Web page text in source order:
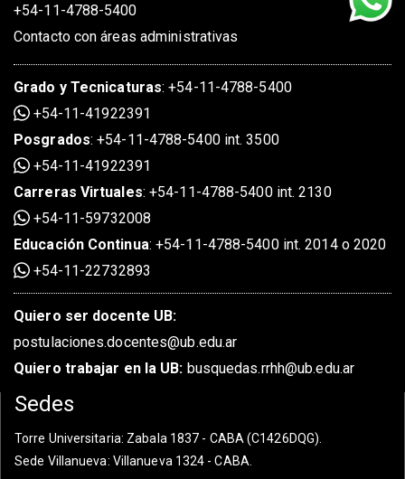
+54-11-4788-5400
Contacto con áreas administrativas
Grado y Tecnicaturas:+54-11-4788-5400
+54-11-41922391
Posgrados:+54-11-4788-5400 int. 3500
+54-11-41922391
Carreras Virtuales:+54-11-4788-5400 int. 2130
+54-11-59732008
Educación Continua:+54-11-4788-5400 int. 2014 o 2020
+54-11-22732893
Quiero ser docente UB:
postulaciones.docentes@ub.edu.ar
Quiero trabajar en la UB: busquedas.rrhh@ub.edu.ar
Sedes
Torre Universitaria: Zabala 1837 - CABA (C1426DQG).
Sede Villanueva: Villanueva 1324 - CABA.